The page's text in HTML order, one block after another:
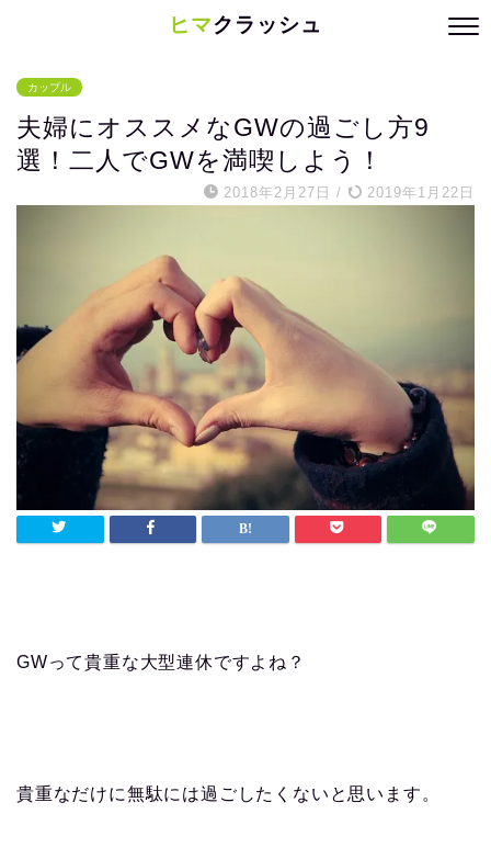
ヒマクラッシュ
カップル
夫婦にオススメなGWの過ごし方9
選！二人でGWを満喫しよう！
2018年2月27日 / 2019年1月22日
GWって貴重な大型連休ですよね？
貴重なだけに無駄には過ごしたくないと思います。